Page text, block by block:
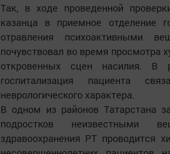
Так, в ходе проведенной
казанца в приемное
отравления психоактивными
почувствовал во время просмотра
откровенных сцен насилия. В
госпитализация пациента
неврологического характера.
В одном из районов Татарстана
подростков неизвестными
здравоохранения РТ проводится